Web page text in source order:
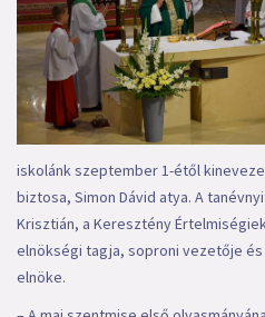
iskolánk szeptember 1-étől
biztosa, Simon Dávid atya. A
Krisztián, a Keresztény
elnökségi tagja, soproni vezetője
elnöke.